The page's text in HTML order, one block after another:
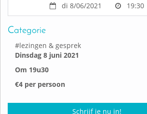
di 8/06/2021 19:30
Categorie
#lezingen & gesprek
Dinsdag 8 juni 2021
Om 19u30
€4 per persoon
Schrijf je nu in!